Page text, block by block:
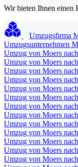
Wir bieten Ihnen einen
Umzugsfirma
Umzugsunternehmen
Umzug von Moers
Umzug von Moers
Umzug von Moers
Umzug von Moers
Umzug von Moers
Umzug von Moers
Umzug von Moers
Umzug von Moers
Umzug von Moers
Umzug von Moers
Umzug von Moers
Umzug von Moers
Umzug von Moers